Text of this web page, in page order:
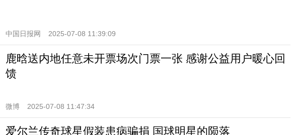
中国日报网 2025-07-08 11:39:09
鹿晗送内地任意未开票场次门票一张 感谢公益用户暖心回
馈
微博 2025-07-08 11:47:34
爱尔兰传奇球星假装患病骗捐 国球明星的陨落